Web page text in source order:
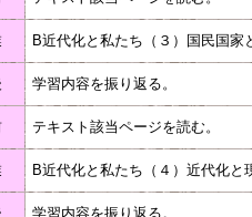
B近代化と私たち（３）国民国
学習内容を振り返る。
テキスト該当ページを読む。
B近代化と私たち（４）近代化
学習内容を振り返る。